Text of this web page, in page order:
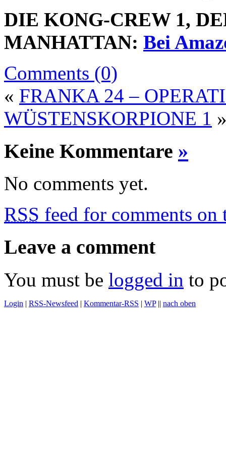
DIE KONG-CREW 1,
MANHATTAN: Bei
Comments (0)
« FRANKA 24 –
WÜSTENSKORPIONE 1
Keine Kommentare »
No comments yet.
RSS feed for comments on
Leave a comment
You must be logged in to
Login | RSS-Newsfeed | Kommentar-RSS | WP|| nach oben